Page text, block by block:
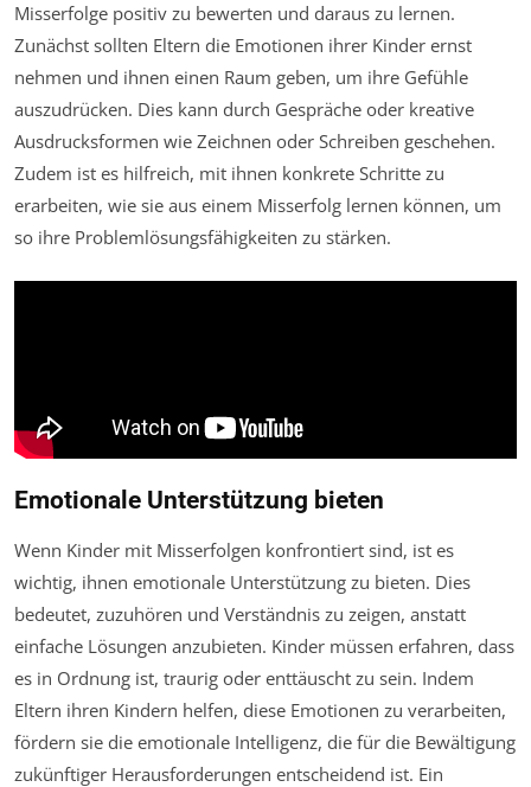
Misserfolge positiv zu bewerten und daraus zu lernen.
Zunächst sollten Eltern die Emotionen ihrer Kinder ernst
nehmen und ihnen einen Raum geben, um ihre Gefühle
auszudrücken. Dies kann durch Gespräche oder kreative
Ausdrucksformen wie Zeichnen oder Schreiben geschehen.
Zudem ist es hilfreich, mit ihnen konkrete Schritte zu
erarbeiten, wie sie aus einem Misserfolg lernen können, um
so ihre Problemlösungsfähigkeiten zu stärken.
Emotionale Unterstützung bieten
Wenn Kinder mit Misserfolgen konfrontiert sind, ist es
wichtig, ihnen emotionale Unterstützung zu bieten. Dies
bedeutet, zuzuhören und Verständnis zu zeigen, anstatt
einfache Lösungen anzubieten. Kinder müssen erfahren, dass
es in Ordnung ist, traurig oder enttäuscht zu sein. Indem
Eltern ihren Kindern helfen, diese Emotionen zu verarbeiten,
fördern sie die emotionale Intelligenz, die für die Bewältigung
zukünftiger Herausforderungen entscheidend ist. Ein